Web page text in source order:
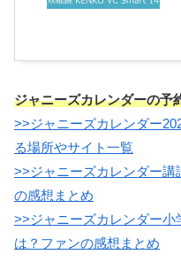
ジャニーズカレンダーの予
>>ジャニーズカレンダー
る場所やサイト一覧
>>ジャニーズカレンダー
の感想まとめ
>>ジャニーズカレンダー
は？ファンの感想まとめ